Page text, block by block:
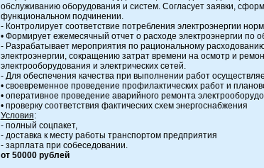
обслуживанию оборудования и систем. Согласует заявки,
функциональном подчинении.
- Контролирует соответствие потребления электроэнергии
• Формирует ежемесячный отчет о расходе электроэнергии по
- Разрабатывает мероприятия по рациональному
электроэнергии, сокращению затрат времени на осмотр и
электрооборудования и электрических сетей.
- Для обеспечения качества при выполнении работ
• своевременное проведение профилактических работ и
• оперативное проведение аварийного ремонта
• проверку соответствия фактических схем энергоснабжения
Условия:
- полный соцпакет,
- доставка к месту работы транспортом предприятия
- зарплата при собеседовании.
от 50000 рублей